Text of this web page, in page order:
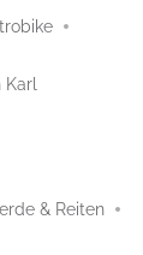
Karl
& Reiten